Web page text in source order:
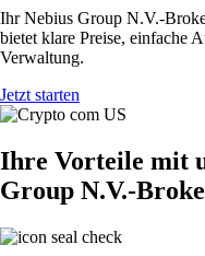
Ihr Nebius Group N.V.-
bietet klare Preise, einfache
Verwaltung.
Jetzt starten
Ihre Vorteile mit
Group N.V.-